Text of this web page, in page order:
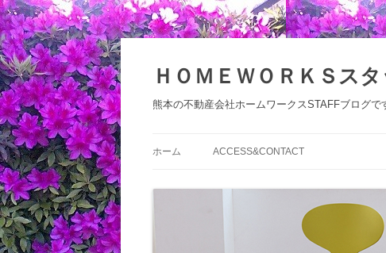
ン
ツ
へ
ス
ＨＯＭＥＷＯＲＫＳス
熊本の不動産会社ホームワークスSTAFFブログで
ホーム ACCESS&CONTACT